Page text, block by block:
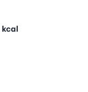
kcal